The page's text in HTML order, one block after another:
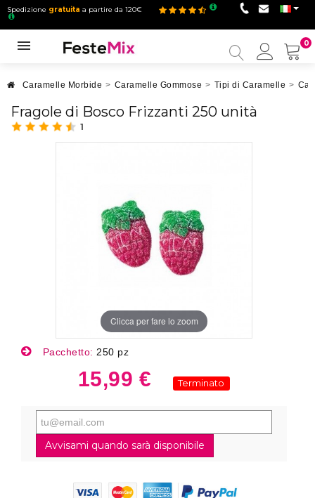
Spedizione gratuita a partire da 120€
0
mio
Caramelle Morbide > Caramelle Gommose > Tipi di Caramelle >
Fragole di Bosco Frizzanti 250 unità
1
Clicca per fare lo zoom
Pacchetto: 250 pz
15,99 € Terminato
Avvisami quando sarà disponibile